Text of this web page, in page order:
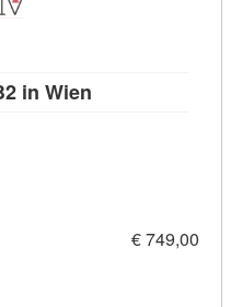
in Wien
€ 749,00